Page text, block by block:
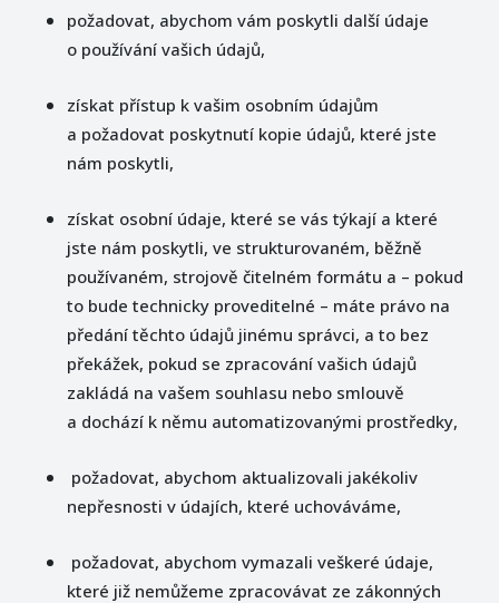
požadovat, abychom vám poskytli další údaje
o používání vašich údajů,
získat přístup k vašim osobním údajům
a požadovat poskytnutí kopie údajů, které jste
nám poskytli,
získat osobní údaje, které se vás týkají a které
jste nám poskytli, ve strukturovaném, běžně
používaném, strojově čitelném formátu a – pokud
to bude technicky proveditelné – máte právo na
předání těchto údajů jinému správci, a to bez
překážek, pokud se zpracování vašich údajů
zakládá na vašem souhlasu nebo smlouvě
a dochází k němu automatizovanými prostředky,
požadovat, abychom aktualizovali jakékoliv
nepřesnosti v údajích, které uchováváme,
požadovat, abychom vymazali veškeré údaje,
které již nemůžeme zpracovávat ze zákonných